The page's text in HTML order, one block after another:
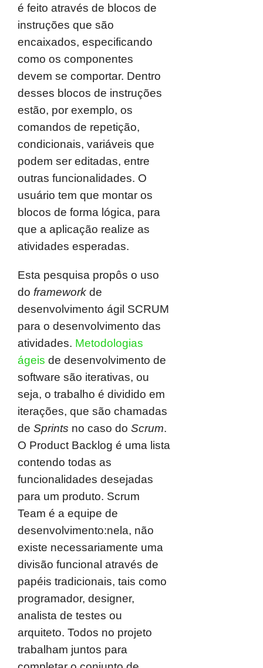
é feito através de blocos de
instruções que são
encaixados, especificando
como os componentes
devem se comportar. Dentro
desses blocos de instruções
estão, por exemplo, os
comandos de repetição,
condicionais, variáveis que
podem ser editadas, entre
outras funcionalidades. O
usuário tem que montar os
blocos de forma lógica, para
que a aplicação realize as
atividades esperadas.
Esta pesquisa propôs o uso
do framework de
desenvolvimento ágil SCRUM
para o desenvolvimento das
atividades. Metodologias
ágeis de desenvolvimento de
software são iterativas, ou
seja, o trabalho é dividido em
iterações, que são chamadas
de Sprints no caso do Scrum.
O Product Backlog é uma lista
contendo todas as
funcionalidades desejadas
para um produto. Scrum
Team é a equipe de
desenvolvimento:nela, não
existe necessariamente uma
divisão funcional através de
papéis tradicionais, tais como
programador, designer,
analista de testes ou
arquiteto. Todos no projeto
trabalham juntos para